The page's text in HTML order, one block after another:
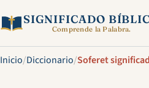
SIGNIFICADO
Comprende la Palabra.
Inicio/Diccionario/Soferet